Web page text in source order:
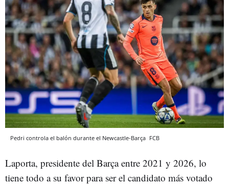
Pedri controla el balón durante el Newcastle-Barça FCB
Laporta, presidente del Barça entre 2021 y 2026, lo
tiene todo a su favor para ser el candidato más votado